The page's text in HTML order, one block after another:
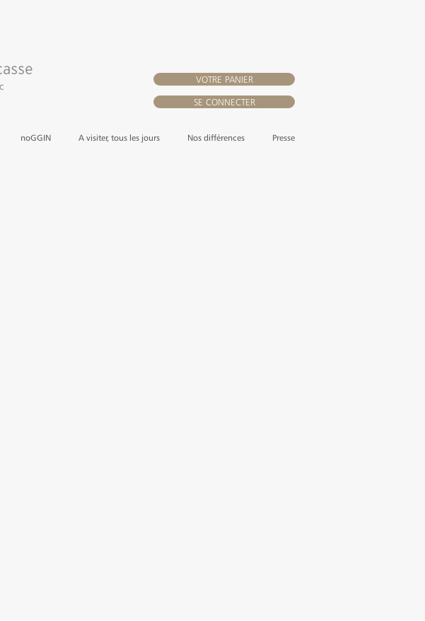
VOTRE PANIER
SE CONNECTER
noGGIN A visiter, tous les jours Nos différences Presse